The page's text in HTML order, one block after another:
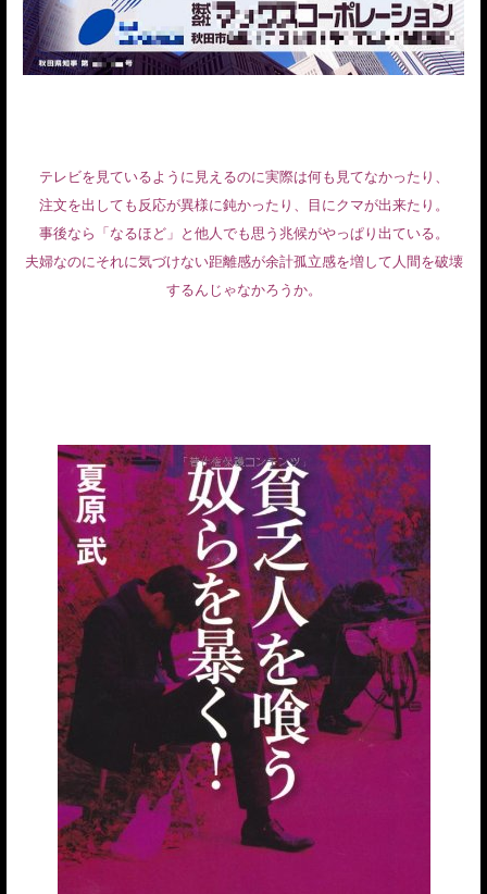
テレビを見ているように見えるのに実際は何も見てなかったり、
注文を出しても反応が異様に鈍かったり、目にクマが出来たり。
事後なら「なるほど」と他人でも思う兆候がやっぱり出ている。
夫婦なのにそれに気づけない距離感が余計孤立感を増して人間を破壊
するんじゃなかろうか。